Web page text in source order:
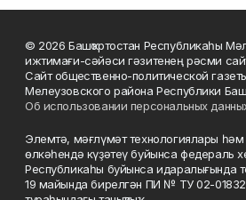
© 2026 Башҡортостан Республикаһы
ижтимағи-сәйәси гәзитенең рәсми
Сайт общественно-политической
Мелеузовского района Республики
Об использовании персональных
Элемтә, мәғлүмәт технологиялары
өлкәһендә күҙәтеү буйынса федераль
Республикаһы буйынса идаралығында
19 майында бирелгән ПИ № ТУ 02-